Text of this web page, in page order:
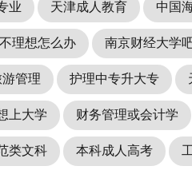
业 天津成人教育 中国
理想怎么办 南京财经大学
管理 护理中专升大专
上大学 财务管理或会计学
类文科 本科成人高考